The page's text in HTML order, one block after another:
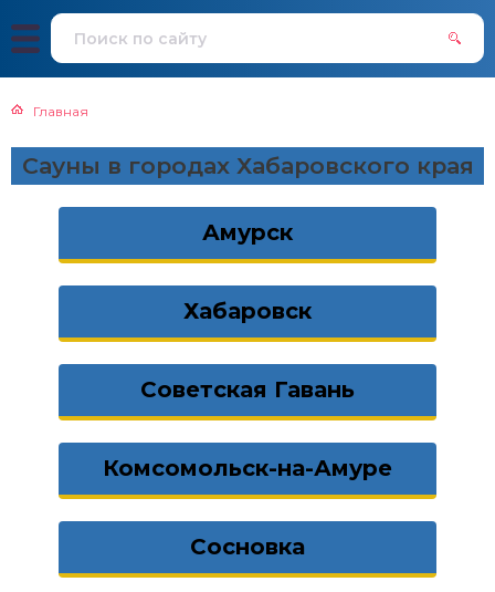
Главная
Сауны в городах Хабаровского края
Амурск
Хабаровск
Советская Гавань
Комсомольск-на-Амуре
Сосновка